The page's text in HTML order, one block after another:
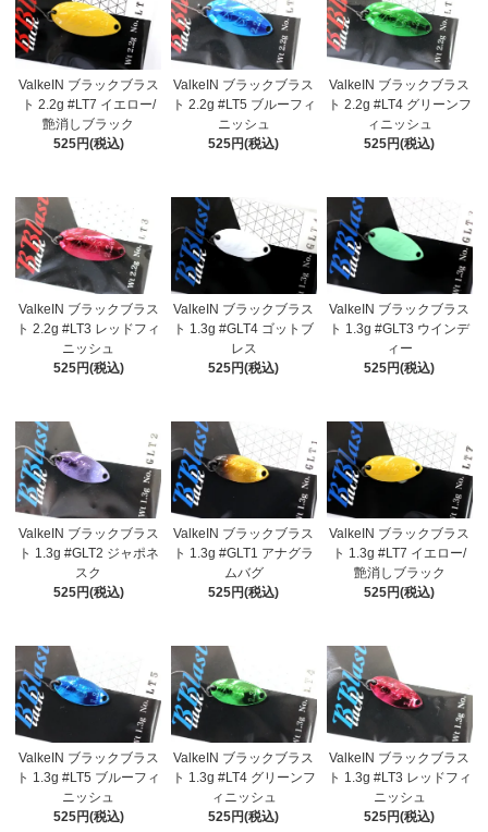
ValkeIN ブラックブラス
ト 2.2g #LT7 イエロー/
艶消しブラック
525円(税込)
ValkeIN ブラックブラス
ト 2.2g #LT5 ブルーフィ
ニッシュ
525円(税込)
ValkeIN ブラックブラス
ト 2.2g #LT4 グリーンフ
ィニッシュ
525円(税込)
ValkeIN ブラックブラス
ト 2.2g #LT3 レッドフィ
ニッシュ
525円(税込)
ValkeIN ブラックブラス
ト 1.3g #GLT4 ゴットブ
レス
525円(税込)
ValkeIN ブラックブラス
ト 1.3g #GLT3 ウインデ
ィー
525円(税込)
ValkeIN ブラックブラス
ト 1.3g #GLT2 ジャポネ
スク
525円(税込)
ValkeIN ブラックブラス
ト 1.3g #GLT1 アナグラ
ムバグ
525円(税込)
ValkeIN ブラックブラス
ト 1.3g #LT7 イエロー/
艶消しブラック
525円(税込)
ValkeIN ブラックブラス
ト 1.3g #LT5 ブルーフィ
ニッシュ
525円(税込)
ValkeIN ブラックブラス
ト 1.3g #LT4 グリーンフ
ィニッシュ
525円(税込)
ValkeIN ブラックブラス
ト 1.3g #LT3 レッドフィ
ニッシュ
525円(税込)